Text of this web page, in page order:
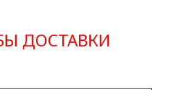
ДОСТАВКИ